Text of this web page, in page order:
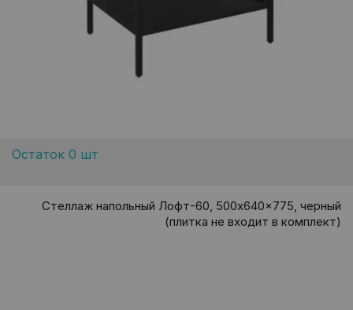
Остаток 0 шт
Стеллаж напольный Лофт-60, 500x640x775, черный
(плитка не входит в комплект)